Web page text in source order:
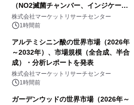
（NO2滅菌チャンバー、インジケータ
ーおよびモニタリングシステム、その
他）・分析レポートを発表
株式会社マーケットリサーチセンター
1時間前
アルテミシニン酸の世界市場（2026年
～2032年）、市場規模（全合成、半合
成）・分析レポートを発表
株式会社マーケットリサーチセンター
1時間前
ガーデンウッドの世界市場（2026年～